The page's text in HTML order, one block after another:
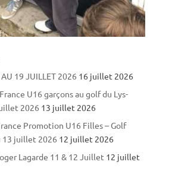
19 JUILLET 2026 16 juillet 2026
U16 garçons au golf du Lys-
2026 13 juillet 2026
Promotion U16 Filles – Golf
13 juillet 2026 12 juillet 2026
Lagarde 11 & 12 Juillet 12 juillet